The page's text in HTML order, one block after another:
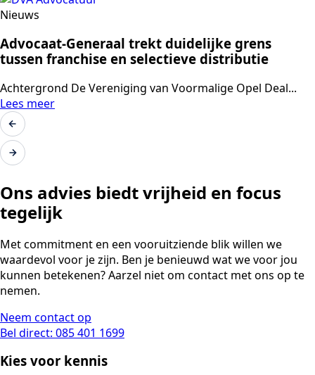
Nieuws
Advocaat-Generaal trekt duidelijke grens
tussen franchise en selectieve distributie
Achtergrond De Vereniging van Voormalige Opel Deal...
Lees meer
Ons advies biedt vrijheid en focus
tegelijk
Met commitment en een vooruitziende blik willen we
waardevol voor je zijn. Ben je benieuwd wat we voor jou
kunnen betekenen? Aarzel niet om contact met ons op te
nemen.
Neem contact op
Bel direct: 085 401 1699
Kies voor kennis